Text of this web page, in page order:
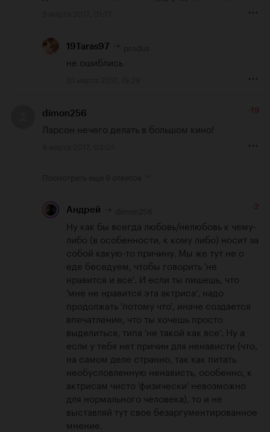
19Taras97
не ошиблись
dimon256 -19
Ларсон нечего делать в большом кино!
Андрей -2
Ну как бы всегда любовь/нелюбовь к чему-
либо (в особенности, к кому либо) носит за
собой какую-то причину. Мы же тут не о
еде беседуем, чтобы говорить 'не
нравится и все'. И если ты пишешь, что
'мне не нравится эта актриса', надо
продолжать 'потому что', иначе создается
впечатление, что ты хочешь просто
выделиться, типа 'не такой как все'. Ну а
если у тебя нет причин для ненависти (что,
на самом деле странно, так как питать
необусловленную ненависть, особенно, к
актрисам чисто 'физически' невозможно
для нормального человека), то и не
выставляй тут свое безаргументированное
мнение.